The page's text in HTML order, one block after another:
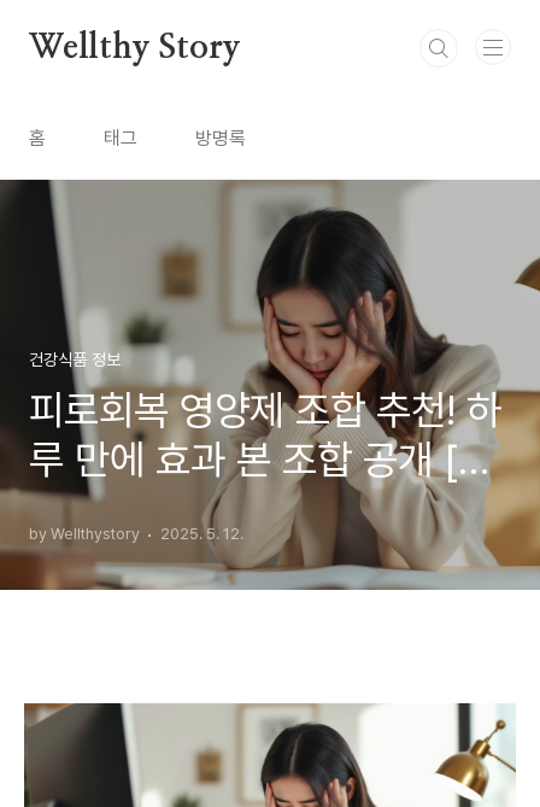
Wellthy Story
홈 태그 방명록
건강식품 정보
피로회복 영양제 조합 추천! 하
루 만에 효과 본 조합 공개 [실
제 후기]
by Wellthystory 2025. 5. 12.